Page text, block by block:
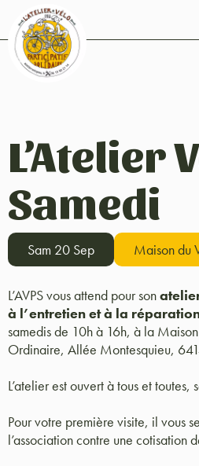
L’Atelier
Samedi
Sam 20 Sep Maison du
L’AVPS vous attend pour son
à l’entretien et à la
samedis de 10h à 16h, à la
Ordinaire, Allée Montesquieu,
L’atelier est ouvert à tous et toutes,
Pour votre première visite, il vous
l’association contre une cotisation